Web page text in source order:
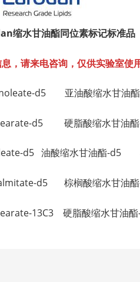
缩水甘油酯同位素标记标准品
，请来电咨询，仅供实验室使用
d5 亚油酸缩水甘油
d5 硬脂酸缩水甘油
d5 油酸缩水甘油酯-d5
d5 棕榈酸缩水甘油
13C3 硬脂酸缩水甘